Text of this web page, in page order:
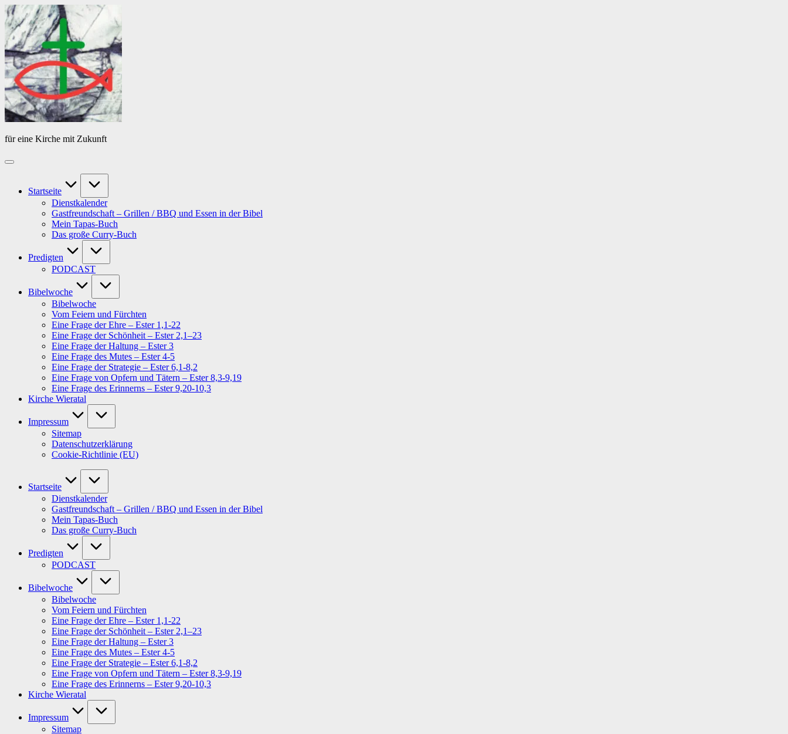
Skip
to
content
von
PfarrerB
für eine Kirche mit Zukunft
Startseite
Dienstkalender
Gastfreundschaft – Grillen / BBQ und Essen in der Bibel
Mein Tapas-Buch
Das große Curry-Buch
Predigten
PODCAST
Bibelwoche
Bibelwoche
Vom Feiern und Fürchten
Eine Frage der Ehre – Ester 1,1-22
Eine Frage der Schönheit – Ester 2,1–23
Eine Frage der Haltung – Ester 3
Eine Frage des Mutes – Ester 4-5
Eine Frage der Strategie – Ester 6,1-8,2
Eine Frage von Opfern und Tätern – Ester 8,3-9,19
Eine Frage des Erinnerns – Ester 9,20-10,3
Kirche Wieratal
Impressum
Sitemap
Datenschutzerklärung
Cookie-Richtlinie (EU)
Startseite
Dienstkalender
Gastfreundschaft – Grillen / BBQ und Essen in der Bibel
Mein Tapas-Buch
Das große Curry-Buch
Predigten
PODCAST
Bibelwoche
Bibelwoche
Vom Feiern und Fürchten
Eine Frage der Ehre – Ester 1,1-22
Eine Frage der Schönheit – Ester 2,1–23
Eine Frage der Haltung – Ester 3
Eine Frage des Mutes – Ester 4-5
Eine Frage der Strategie – Ester 6,1-8,2
Eine Frage von Opfern und Tätern – Ester 8,3-9,19
Eine Frage des Erinnerns – Ester 9,20-10,3
Kirche Wieratal
Impressum
Sitemap